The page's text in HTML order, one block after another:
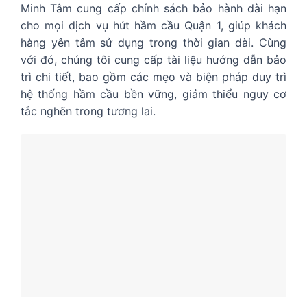
Minh Tâm cung cấp chính sách bảo hành dài hạn
cho mọi dịch vụ hút hầm cầu Quận 1, giúp khách
hàng yên tâm sử dụng trong thời gian dài. Cùng
với đó, chúng tôi cung cấp tài liệu hướng dẫn bảo
trì chi tiết, bao gồm các mẹo và biện pháp duy trì
hệ thống hầm cầu bền vững, giảm thiểu nguy cơ
tắc nghẽn trong tương lai.